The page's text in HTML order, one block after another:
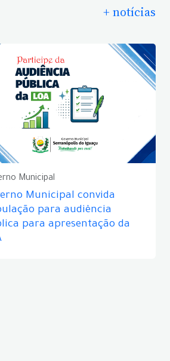
+ notícias
Municipal
Municipal convida
para audiência
para apresentação da